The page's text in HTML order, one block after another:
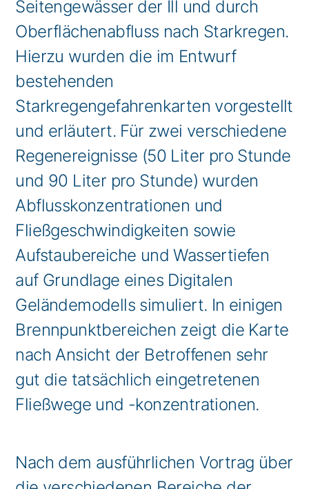
Seitengewässer der Ill und durch
Oberflächenabfluss nach Starkregen.
Hierzu wurden die im Entwurf
bestehenden
Starkregengefahrenkarten vorgestellt
und erläutert. Für zwei verschiedene
Regenereignisse (50 Liter pro Stunde
und 90 Liter pro Stunde) wurden
Abflusskonzentrationen und
Fließgeschwindigkeiten sowie
Aufstaubereiche und Wassertiefen
auf Grundlage eines Digitalen
Geländemodells simuliert. In einigen
Brennpunktbereichen zeigt die Karte
nach Ansicht der Betroffenen sehr
gut die tatsächlich eingetretenen
Fließwege und -konzentrationen.
Nach dem ausführlichen Vortrag über